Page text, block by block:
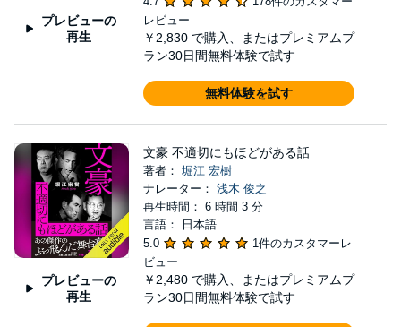
プレビューの
再生
レビュー
￥2,830 で購入、またはプレミアムプ
ラン30日間無料体験で試す
無料体験を試す
プレビューの
再生
文豪 不適切にもほどがある話
著者： 堀江 宏樹
ナレーター： 浅木 俊之
再生時間： 6 時間 3 分
言語： 日本語
5.0
1件のカスタマーレ
ビュー
￥2,480 で購入、またはプレミアムプ
ラン30日間無料体験で試す